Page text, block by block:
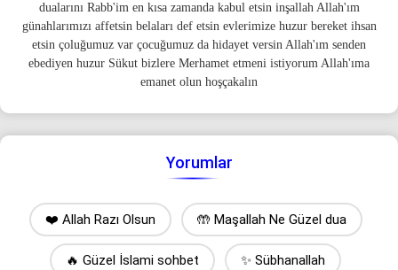
dualarını Rabb'im en kısa zamanda kabul etsin inşallah Allah'ım
günahlarımızı affetsin belaları def etsin evlerimize huzur bereket ihsan
etsin çoluğumuz var çocuğumuz da hidayet versin Allah'ım senden
ebediyen huzur Sükut bizlere Merhamet etmeni istiyorum Allah'ıma
emanet olun hoşçakalın
Yorumlar
❤️ Allah Razı Olsun 🤲 Maşallah Ne Güzel dua
🔥 Güzel İslami sohbet ✨ Sübhanallah